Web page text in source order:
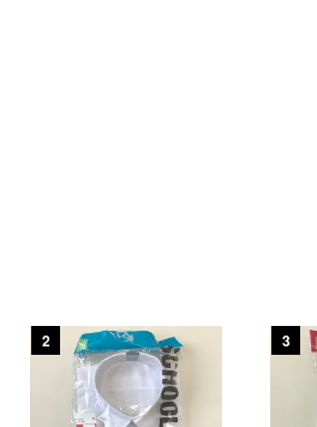
2 3